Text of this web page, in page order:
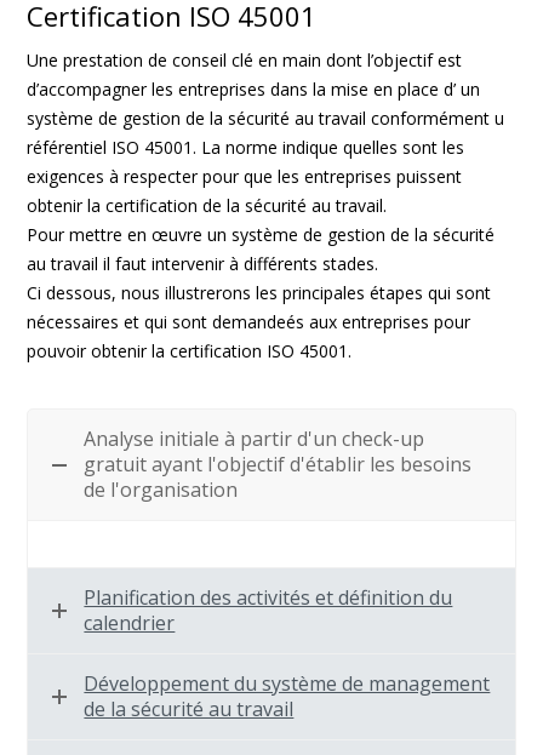
Certification ISO 45001
Une prestation de conseil clé en main dont l’objectif est
d’accompagner les entreprises dans la mise en place d’ un
système de gestion de la sécurité au travail conformément u
référentiel ISO 45001. La norme indique quelles sont les
exigences à respecter pour que les entreprises puissent
obtenir la certification de la sécurité au travail.
Pour mettre en œuvre un système de gestion de la sécurité
au travail il faut intervenir à différents stades.
Ci dessous, nous illustrerons les principales étapes qui sont
nécessaires et qui sont demandeés aux entreprises pour
pouvoir obtenir la certification ISO 45001.
Analyse initiale à partir d'un check-up
gratuit ayant l'objectif d'établir les besoins
de l'organisation
Planification des activités et définition du
calendrier
Développement du système de management
de la sécurité au travail